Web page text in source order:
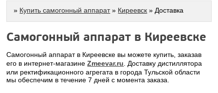
» Купить самогонный аппарат» Киреевск » Доставка
Самогонный аппарат в Киреевске
Самогонный аппарат в Киреевске вы можете купить, заказав
его в интернет-магазинеZmeevar.ru . Доставку дистиллятора
или ректификационного агрегата в города Тульской области
мы обеспечим в течение 7 дней с момента заказа.